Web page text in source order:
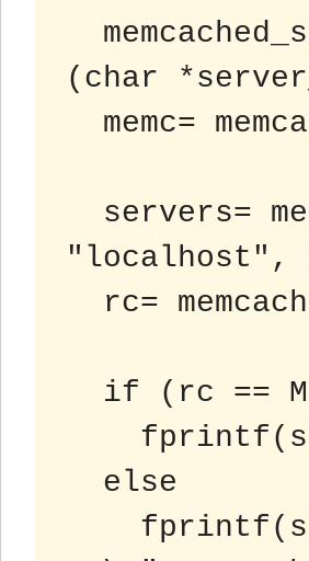
(char
"localhost",